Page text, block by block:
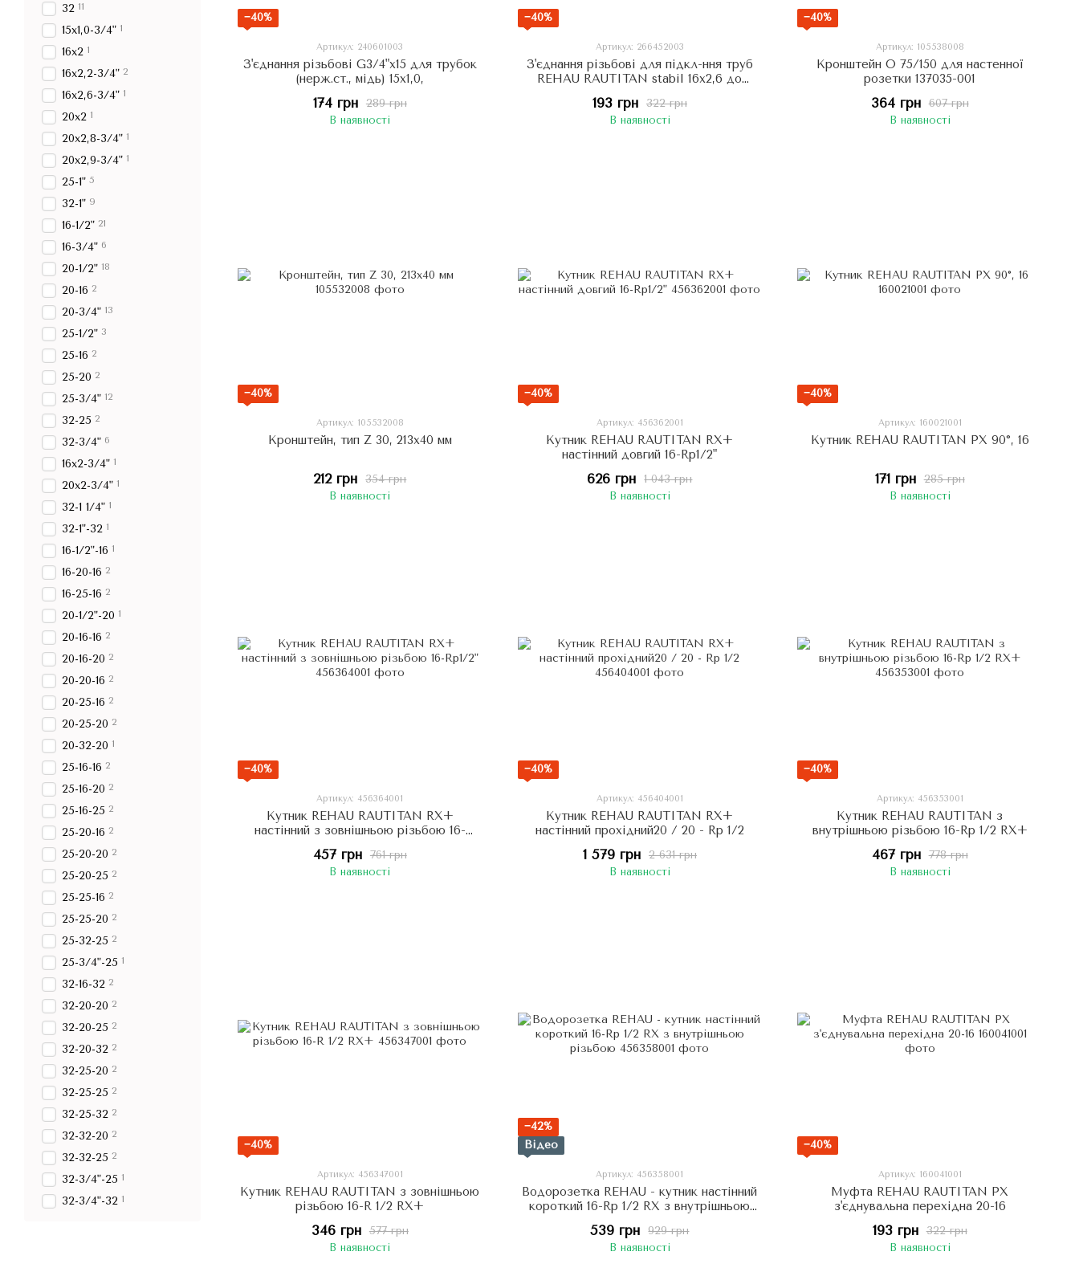
−40%
Артикул: 240601003
З'єднання різьбові G3/4"х15 для трубок
(нерж.ст., мідь) 15х1,0,
289 грн
174 грн
В наявності
−40%
Артикул: 266452003
З'єднання різьбові для підкл-ння труб
REHAU RAUTITAN stabil 16х2,6 до
322 грн
193 грн
В наявності
−40%
Артикул: 105538008
Кронштейн О 75/150 для настенної
розетки 137035-001
607 грн
364 грн
В наявності
−40%
Артикул: 105532008
Кронштейн, тип Z 30, 213х40 мм
354 грн
212 грн
В наявності
−40%
Артикул: 456362001
Кутник REHAU RAUTITAN RX+
настінний довгий 16-Rp1/2"
1 043 грн
626 грн
В наявності
−40%
Артикул: 160021001
Кутник REHAU RAUTITAN PX 90°, 16
285 грн
171 грн
В наявності
−40%
Артикул: 456364001
Кутник REHAU RAUTITAN RX+
настінний з зовнішньою різьбою 16-
761 грн
457 грн
В наявності
−40%
Артикул: 456404001
Кутник REHAU RAUTITAN RX+
настінний прохідний20 / 20 - Rp 1/2
2 631 грн
1 579 грн
В наявності
−40%
Артикул: 456353001
Кутник REHAU RAUTITAN з
внутрішньою різьбою 16-Rp 1/2 RX+
778 грн
467 грн
В наявності
−40%
Артикул: 456347001
Кутник REHAU RAUTITAN з зовнішньою
різьбою 16-R 1/2 RX+
577 грн
346 грн
В наявності
−42%
Відео
Артикул: 456358001
Водорозетка REHAU - кутник настінний
короткий 16-Rp 1/2 RX з внутрішньою
929 грн
539 грн
В наявності
−40%
Артикул: 160041001
Муфта REHAU RAUTITAN PX
з'єднувальна перехідна 20-16
322 грн
193 грн
В наявності
32 11
15х1,0-3/4" 1
16х2 1
16х2,2-3/4" 2
16х2,6-3/4" 1
20х2 1
20х2,8-3/4" 1
20х2,9-3/4" 1
25-1" 5
32-1" 9
16-1/2" 21
16-3/4" 6
20-1/2" 18
20-16 2
20-3/4" 13
25-1/2" 3
25-16 2
25-20 2
25-3/4" 12
32-25 2
32-3/4" 6
16х2-3/4" 1
20х2-3/4" 1
32-1 1/4" 1
32-1"-32 1
16-1/2"-16 1
16-20-16 2
16-25-16 2
20-1/2"-20 1
20-16-16 2
20-16-20 2
20-20-16 2
20-25-16 2
20-25-20 2
20-32-20 1
25-16-16 2
25-16-20 2
25-16-25 2
25-20-16 2
25-20-20 2
25-20-25 2
25-25-16 2
25-25-20 2
25-32-25 2
25-3/4"-25 1
32-16-32 2
32-20-20 2
32-20-25 2
32-20-32 2
32-25-20 2
32-25-25 2
32-25-32 2
32-32-20 2
32-32-25 2
32-3/4"-25 1
32-3/4"-32 1